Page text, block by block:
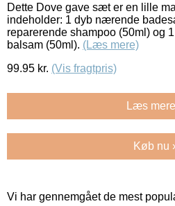
Dette Dove gave sæt er en lille
indeholder: 1 dyb nærende
reparerende shampoo (50ml) og
balsam (50ml). (Læs mere)
99.95 kr. (Vis fragtpris)
Læs
Køb nu
Vi har gennemgået de mest